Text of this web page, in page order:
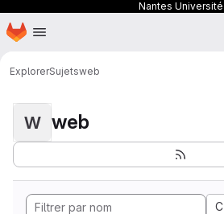
Nantes Université
Passer au contenu principal
Page d'accueil
ExplorerSujetsweb
W web
C